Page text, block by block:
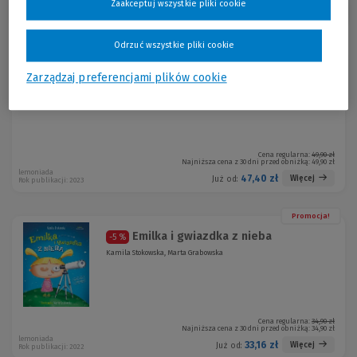
Emilka i potwory z legend
Kamila Stokowska, Marta Grabowska
Cena regularna: 49,90 zł
Najniższa cena z 30 dni przed obniżką: 49,90 zł
Już od: 47,40 zł Więcej
lemoniada
Rok publikacji: 2023
Promocja!
-5 % Emilka i gwiazdka z nieba
Kamila Stokowska, Marta Grabowska
Cena regularna: 34,90 zł
Najniższa cena z 30 dni przed obniżką: 34,90 zł
Już od: 33,16 zł Więcej
lemoniada
Rok publikacji: 2022
Zarządzaj preferencjami plików cookie
Odrzuć wszystkie pliki cookie
Zaakceptuj wszystkie pliki cookie